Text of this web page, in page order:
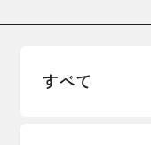
すべて